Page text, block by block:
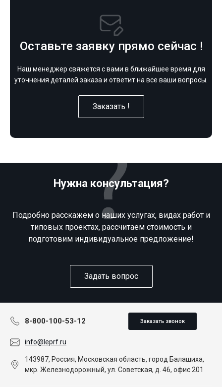
Оставьте заявку прямо сейчас !
Наш менеджер свяжется с вами в ближайшее время для
уточнения деталей заказа и ответит на все ваши вопросы.
Заказать !
Нужна консультация?
Подробно расскажем о наших услугах, видах работ и
типовых проектах, рассчитаем стоимость и
подготовим индивидуальное предложение!
Задать вопрос
8-800-100-53-12 Заказать звонок
info@leprf.ru
143987, Россия, Московская область, город Балашиха,
мкр. Железнодорожный, ул. Советская, д. 46, офис 201